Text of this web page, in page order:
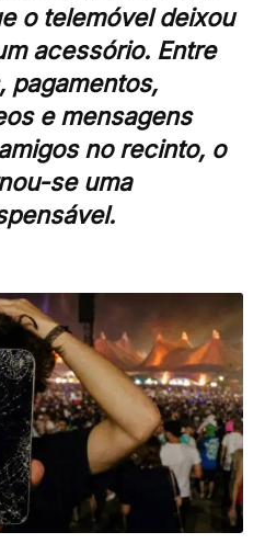
o telemóvel deixou
acessório. Entre
pagamentos,
e mensagens
no recinto, o
se uma